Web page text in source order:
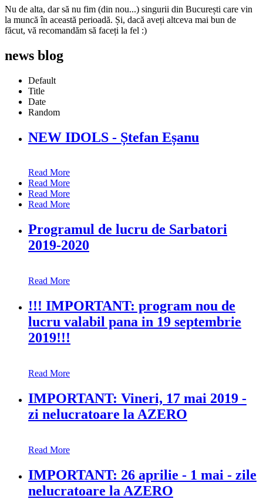
Nu de alta, dar să nu fim (din nou...) singurii din București care vin
la muncă în această perioadă. Și, dacă aveți altceva mai bun de
făcut, vă recomandăm să faceți la fel :)
news blog
Default
Title
Date
Random
NEW IDOLS - Ștefan Eșanu
Read More
Read More
Read More
Read More
Programul de lucru de Sarbatori
2019-2020
Read More
!!! IMPORTANT: program nou de
lucru valabil pana in 19 septembrie
2019!!!
Read More
IMPORTANT: Vineri, 17 mai 2019 -
zi nelucratoare la AZERO
Read More
IMPORTANT: 26 aprilie - 1 mai - zile
nelucratoare la AZERO